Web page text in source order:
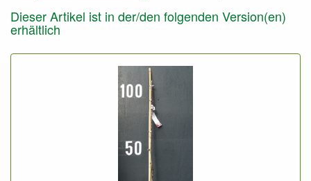
Dieser Artikel ist in der/den folgenden Version(en)
erhältlich